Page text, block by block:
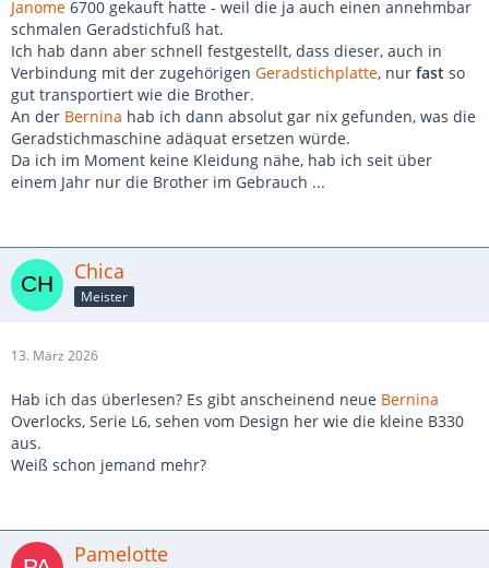
Janome 6700 gekauft hatte - weil die ja auch einen annehmbar
schmalen Geradstichfuß hat.
Ich hab dann aber schnell festgestellt, dass dieser, auch in
Verbindung mit der zugehörigen Geradstichplatte, nur fast so
gut transportiert wie die Brother.
An der Bernina hab ich dann absolut gar nix gefunden, was die
Geradstichmaschine adäquat ersetzen würde.
Da ich im Moment keine Kleidung nähe, hab ich seit über
einem Jahr nur die Brother im Gebrauch ...
Chica
Meister
13. März 2026
Hab ich das überlesen? Es gibt anscheinend neue Bernina
Overlocks, Serie L6, sehen vom Design her wie die kleine B330
aus.
Weiß schon jemand mehr?
Pamelotte